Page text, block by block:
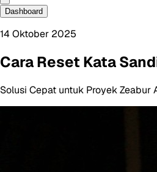
Dashboard
14 Oktober 2025
Cara Reset Kata
Solusi Cepat untuk Proyek Zeabur